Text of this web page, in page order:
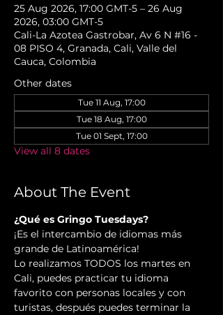
25 Aug 2026, 17:00 GMT-5 – 26 Aug
2026, 03:00 GMT-5
Cali-La Azotea Gastrobar, Av 6 N #16 -
08 PISO 4, Granada, Cali, Valle del
Cauca, Colombia
Other dates
Tue 11 Aug, 17:00
Tue 18 Aug, 17:00
Tue 01 Sept, 17:00
View all 8 dates
About The Event
¿Qué es Gringo Tuesdays?
¡Es el intercambio de idiomas más
grande de Latinoamérica!
Lo realizamos TODOS los martes en
Cali, puedes practicar tu idioma
favorito con personas locales y con
turistas, después puedes terminar la